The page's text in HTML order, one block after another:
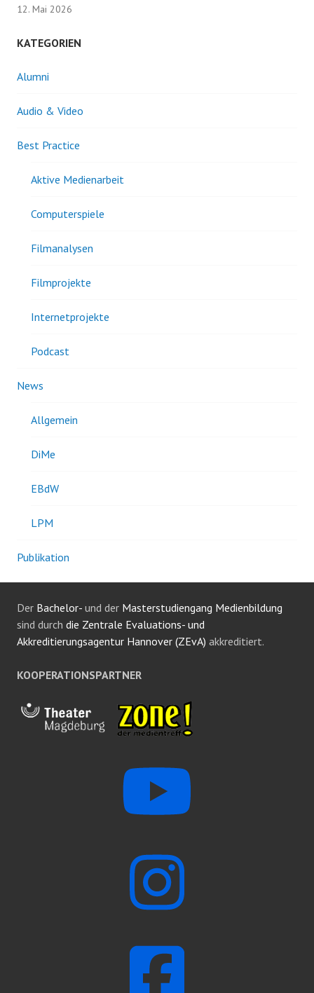
12. Mai 2026
KATEGORIEN
Alumni
Audio & Video
Best Practice
Aktive Medienarbeit
Computerspiele
Filmanalysen
Filmprojekte
Internetprojekte
Podcast
News
Allgemein
DiMe
EBdW
LPM
Publikation
Der Bachelor- und der Masterstudiengang Medienbildung
sind durch die Zentrale Evaluations- und
Akkreditierungsagentur Hannover (ZEvA) akkreditiert.
KOOPERATIONSPARTNER